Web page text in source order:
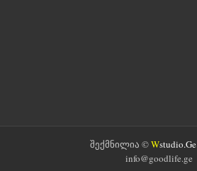
შექმნილია ©Wstudio.Ge
info@goodlife.ge